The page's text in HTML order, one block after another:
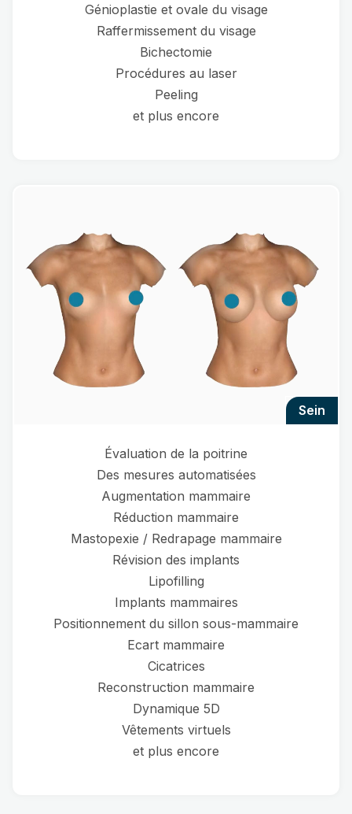
Génioplastie et ovale du visage
Raffermissement du visage
Bichectomie
Procédures au laser
Peeling
et plus encore
sein
Évaluation de la poitrine
Des mesures automatisées
Augmentation mammaire
Réduction mammaire
Mastopexie / Redrapage mammaire
Révision des implants
Lipofilling
Implants mammaires
Positionnement du sillon sous-mammaire
Ecart mammaire
Cicatrices
Reconstruction mammaire
Dynamique 5D
Vêtements virtuels
et plus encore